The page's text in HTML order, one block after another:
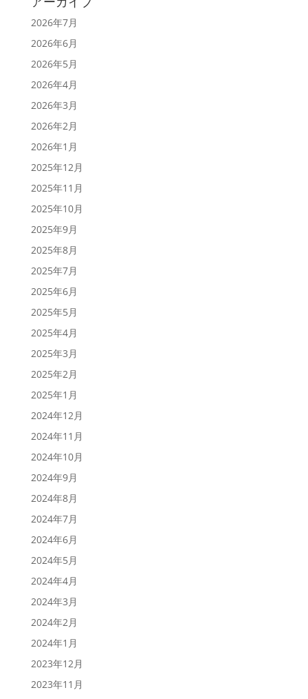
2026年7月
2026年6月
2026年5月
2026年4月
2026年3月
2026年2月
2026年1月
2025年12月
2025年11月
2025年10月
2025年9月
2025年8月
2025年7月
2025年6月
2025年5月
2025年4月
2025年3月
2025年2月
2025年1月
2024年12月
2024年11月
2024年10月
2024年9月
2024年8月
2024年7月
2024年6月
2024年5月
2024年4月
2024年3月
2024年2月
2024年1月
2023年12月
2023年11月